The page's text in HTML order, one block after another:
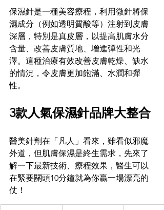
保濕針是一種美容療程，利用微針將保
濕成分（例如透明質酸等）注射到皮膚
深層，特別是真皮層，以提高肌膚水分
含量、改善皮膚質地、增進彈性和光
澤。這種治療有效改善皮膚乾燥、缺水
的情況，令皮膚更加飽滿、水潤和彈
性。
3款人氣保濕針品牌大整合
醫美針劑在「凡人」看來，雖看似邪魔
外道，但肌膚保濕是終生需求，先來了
解一下最新技術、療程效果，醫生可以
在緊要關頭10分鐘就為你贏一場漂亮的
仗！